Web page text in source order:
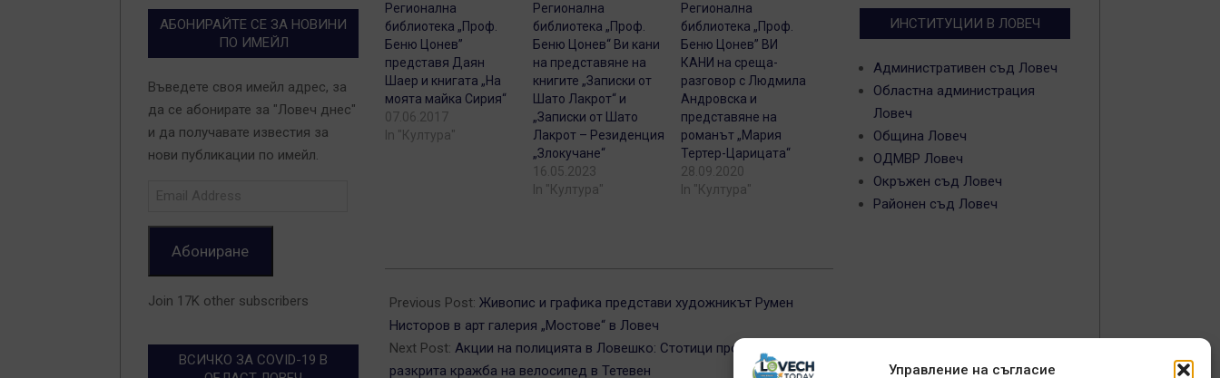
Управление на съгласие
Регионална
библиотека „Проф.
Беню Цонев”
представя Даян
Шаер и книгата „На
моята майка Сирия“
07.06.2017
In "Култура"
Регионална
библиотека „Проф.
Беню Цонев“ Ви кани
на представяне на
книгите „Записки от
Шато Лакрот“ и
„Записки от Шато
Лакрот – Резиденция
„Злокучане“
16.05.2023
In "Култура"
Регионална
библиотека „Проф.
Беню Цонев” ВИ
КАНИ на среща-
разговор с Людмила
Андровска и
представяне на
романът „Мария
Тертер-Царицата“
28.09.2020
In "Култура"
05-
16
Previous Post: Живопис и графика представи художникът Румен
Нисторов в арт галерия „Мостове“ в Ловеч
Next Post: Акции на полицията в Ловешко: Стотици проверки и
разкрита кражба на велосипед в Тетевен
АБОНИРАЙТЕ СЕ ЗА НОВИНИ
ПО ИМЕЙЛ
Въведете своя имейл адрес, за
да се абонирате за "Ловеч днес"
и да получавате известия за
нови публикации по имейл.
Абониране
Join 17K other subscribers
ВСИЧКО ЗА COVID-19 В
ИНСТИТУЦИИ В ЛОВЕЧ
Административен съд Ловеч
Областна администрация
Ловеч
Община Ловеч
ОДМВР Ловеч
Окръжен съд Ловеч
Районен съд Ловеч